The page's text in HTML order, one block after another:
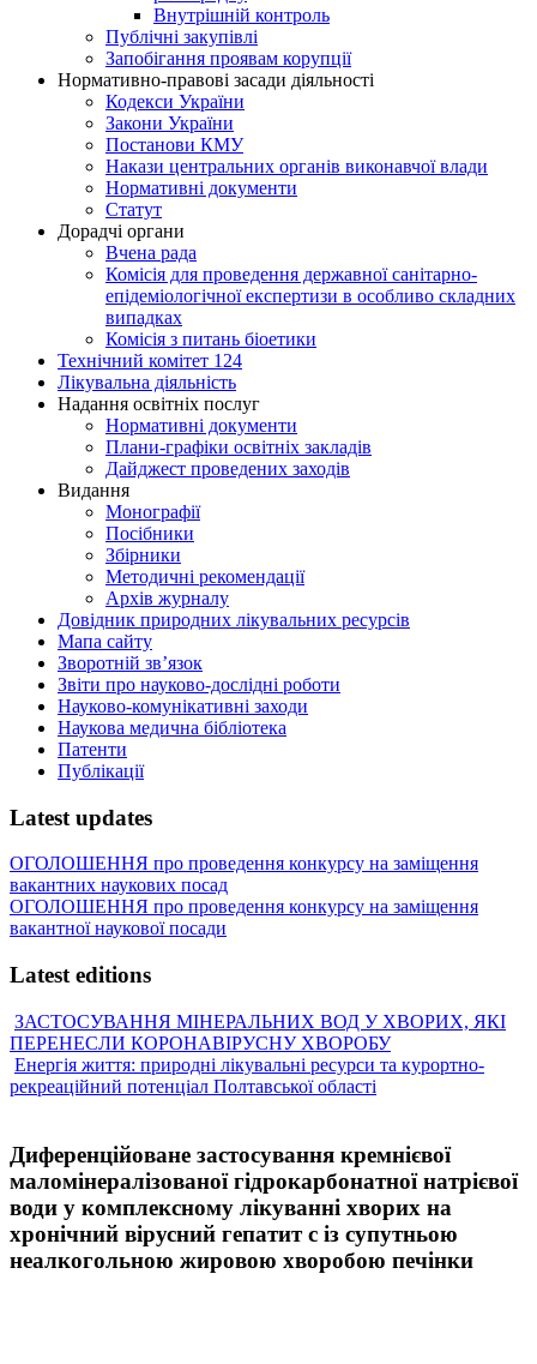
Внутрішній контроль
Публічні закупівлі
Запобігання проявам корупції
Нормативно-правові засади діяльності
Кодекси України
Закони України
Постанови КМУ
Накази центральних органів виконавчої влади
Нормативні документи
Статут
Дорадчі органи
Вчена рада
Комісія для проведення державної санітарно-
епідеміологічної експертизи в особливо складних
випадках
Комісія з питань біоетики
Технічний комітет 124
Лікувальна діяльність
Надання освітніх послуг
Нормативні документи
Плани-графіки освітніх закладів
Дайджест проведених заходів
Видання
Монографії
Посібники
Збірники
Методичні рекомендації
Архів журналу
Довідник природних лікувальних ресурсів
Мапа сайту
Зворотній зв’язок
Звіти про науково-дослідні роботи
Науково-комунікативні заходи
Наукова медична бібліотека
Патенти
Публікації
Latest updates
ОГОЛОШЕННЯ про проведення конкурсу на заміщення
вакантних наукових посад
ОГОЛОШЕННЯ про проведення конкурсу на заміщення
вакантної наукової посади
Latest editions
ЗАСТОСУВАННЯ МІНЕРАЛЬНИХ ВОД У ХВОРИХ, ЯКІ
ПЕРЕНЕСЛИ КОРОНАВІРУСНУ ХВОРОБУ
Енергія життя: природні лікувальні ресурси та курортно-
рекреаційний потенціал Полтавської області
Диференційоване застосування кремнієвої
маломінералізованої гідрокарбонатної натрієвої
води у комплексному лікуванні хворих на
хронічний вірусний гепатит с із супутньою
неалкогольною жировою хворобою печінки